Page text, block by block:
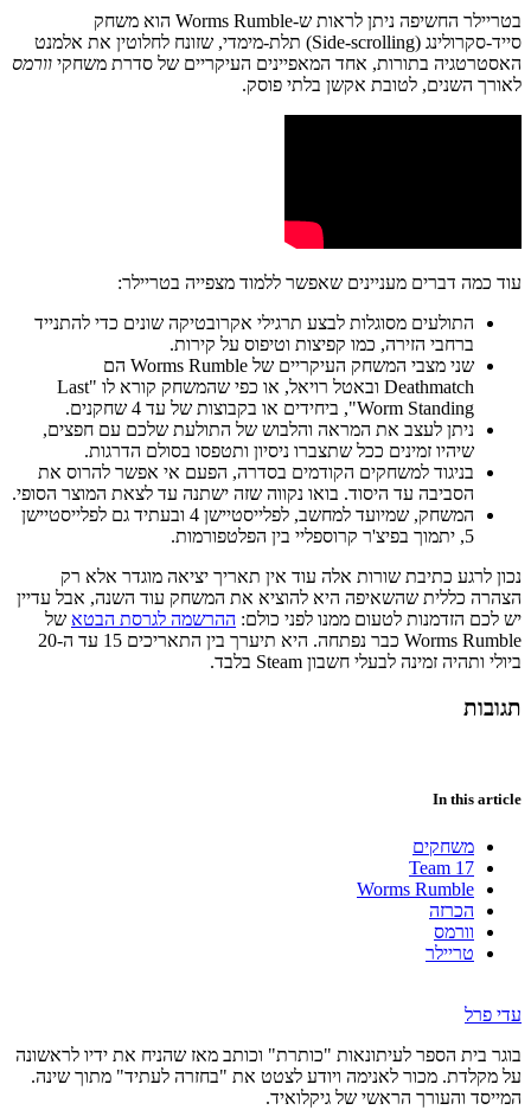
בטריילר החשיפה ניתן לראות ש-Worms Rumble הוא משחק
סייד-סקרולינג (Side-scrolling) תלת-מימדי, שזונח לחלוטין את אלמנט
האסטרטגיה בתורות, אחד המאפיינים העיקריים של סדרת משחקי וורמס
לאורך השנים, לטובת אקשן בלתי פוסק.
עוד כמה דברים מעניינים שאפשר ללמוד מצפייה בטריילר:
התולעים מסוגלות לבצע תרגילי אקרובטיקה שונים כדי להתנייד
ברחבי הזירה, כמו קפיצות וטיפוס על קירות.
שני מצבי המשחק העיקריים של Worms Rumble הם
Deathmatch ובאטל רויאל, או כפי שהמשחק קורא לו "Last
Worm Standing", ביחידים או בקבוצות של עד 4 שחקנים.
ניתן לעצב את המראה והלבוש של התולעת שלכם עם חפצים,
שיהיו זמינים ככל שתצברו ניסיון ותטפסו בסולם הדרגות.
בניגוד למשחקים הקודמים בסדרה, הפעם אי אפשר להרוס את
הסביבה עד היסוד. בואו נקווה שזה ישתנה עד לצאת המוצר הסופי.
המשחק, שמיועד למחשב, לפלייסטיישן 4 ובעתיד גם לפלייסטיישן
5, יתמוך בפיצ'ר קרוספליי בין הפלטפורמות.
נכון לרגע כתיבת שורות אלה עוד אין תאריך יציאה מוגדר אלא רק
הצהרה כללית שהשאיפה היא להוציא את המשחק עוד השנה, אבל עדיין
יש לכם הזדמנות לטעום ממנו לפני כולם: ההרשמה לגרסת הבטא של
Worms Rumble כבר נפתחה. היא תיערך בין התאריכים 15 עד ה-20
ביולי ותהיה זמינה לבעלי חשבון Steam בלבד.
תגובות
In this article
משחקים
Team 17
Worms Rumble
הכרזה
וורמס
טריילר
עדי פרל
בוגר בית הספר לעיתונאות "כותרת" וכותב מאז שהניח את ידיו לראשונה
על מקלדת. מכור לאנימה ויודע לצטט את "בחזרה לעתיד" מתוך שינה.
המייסד והעורך הראשי של גיקלואיד.